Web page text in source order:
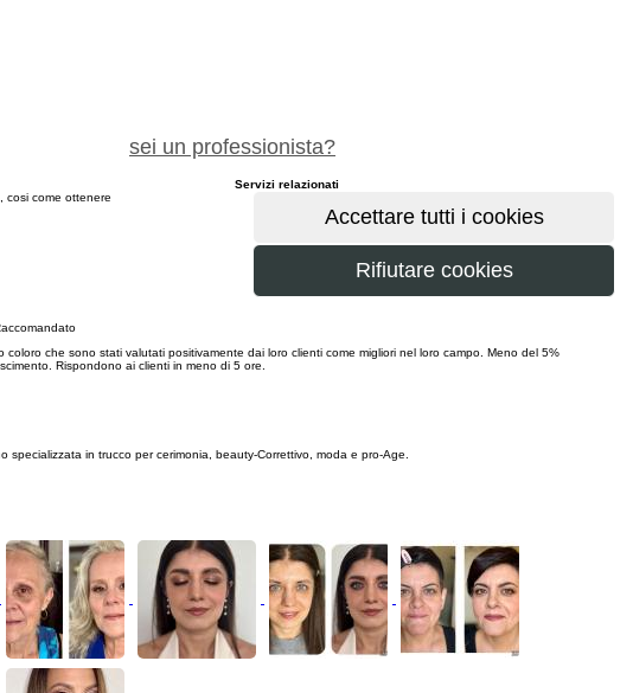
sei un professionista?
cosi come ottenere
coloro che sono stati valutati positivamente dai loro clienti come migliori nel loro campo. Meno del 5%
Rispondono ai clienti in meno di 5 ore.
in trucco per cerimonia, beauty-Correttivo, moda e pro-Age.
Servizi relazionati